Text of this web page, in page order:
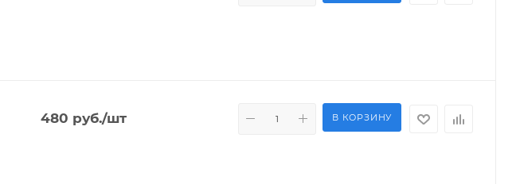
480 руб./шт В КОРЗИНУ